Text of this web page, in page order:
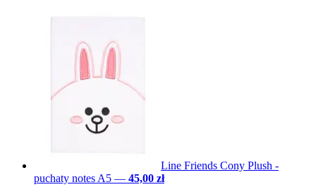
Line Friends Cony Plush -
puchaty notes A5 — 45,00 zł